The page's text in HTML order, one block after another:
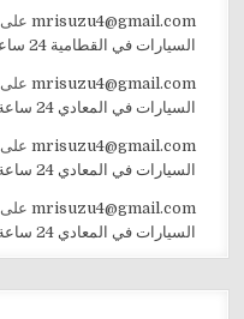
mrisuzu4@gmail.comعلى
السيارات في القطامية 24 ساعة بأسرع وصول
mrisuzu4@gmail.comعلى
السيارات في المعادي 24 ساعة | خدمة سريعة وآمنة
mrisuzu4@gmail.comعلى
السيارات في المعادي 24 ساعة | خدمة سريعة وآمنة
mrisuzu4@gmail.comعلى
السيارات في المعادي 24 ساعة | خدمة سريعة وآمنة